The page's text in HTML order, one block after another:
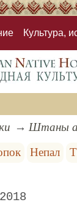
Культура,
Штаны
Непал